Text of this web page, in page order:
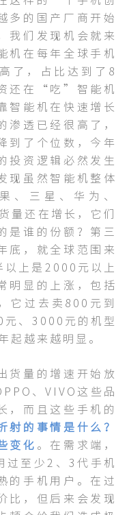
多的国产厂商开始
我们发现机会就来
机在每年全球手机
了，占比达到了8
还在“吃”智能机
智能机在快速增长
渗透已经很高了，
到了个位数，今年
投资逻辑必然发生
现虽然智能机整体
、三星、华为、
量还在增长，它们
是谁的份额？第三
底，就全球范围来
以上是2000元以上
明显的上涨，包括
它过去卖800元到
、3000元的机型
起越来越明显。
货量的增速开始放
、VIVO这些品
，而且这些手机的
射的事情是什么？
变化 。在需求端，
过至少2、3代手机
的手机用户。在过
比，但后来会发现